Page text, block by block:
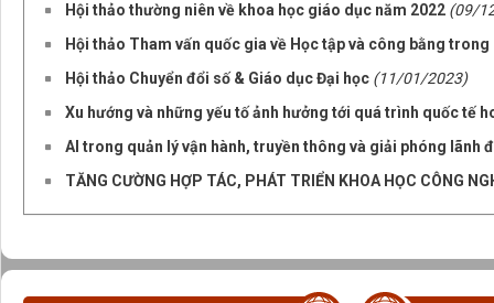
Hội thảo thường niên về khoa học giáo dục năm 2022 (09/
Hội thảo Tham vấn quốc gia về Học tập và công bằng
Hội thảo Chuyển đổi số & Giáo dục Đại học (11/01/2023)
Xu hướng và những yếu tố ảnh hưởng tới quá trình quốc tế
AI trong quản lý vận hành, truyền thông và giải phóng lãnh
TĂNG CƯỜNG HỢP TÁC, PHÁT TRIỂN KHOA HỌC CÔNG